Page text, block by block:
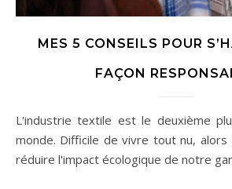
MES 5 CONSEILS POUR
FAÇON
L'industrie textile est le deuxième plus gros pollueur au
monde. Difficile de vivre tout nu,
réduire l'impact écologique de notre